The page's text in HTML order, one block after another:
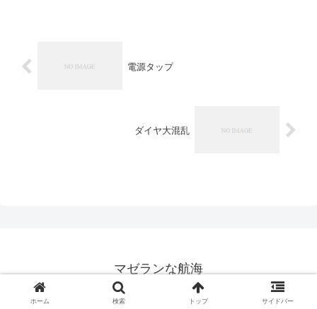
電源タップ
ダイヤ大混乱
マゼランな航海
© 2008 マゼランな航海.
ホーム 検索 トップ サイドバー